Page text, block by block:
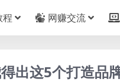
程 网赚交流
出这5个打造品